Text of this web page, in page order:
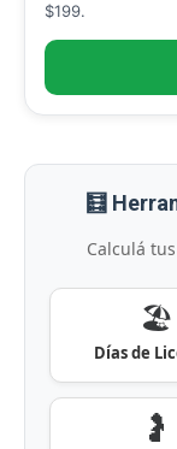
$199.
🧮
Calculá
🏖️
Días de
🤰